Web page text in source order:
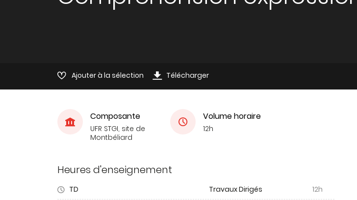
Ajouter à la sélection Télécharger
Composante
UFR STGI, site de
Montbéliard
Volume horaire
12h
Heures d'enseignement
TD Travaux Dirigés 12h